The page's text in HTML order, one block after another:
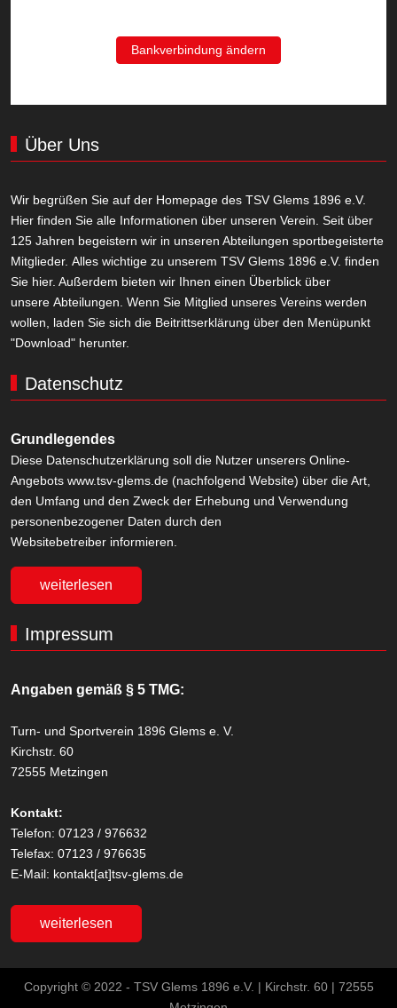
Bankverbindung ändern
Über Uns
Wir begrüßen Sie auf der Homepage des TSV Glems 1896 e.V.
Hier finden Sie alle Informationen über unseren Verein. Seit über
125 Jahren begeistern wir in unseren Abteilungen sportbegeisterte
Mitglieder. Alles wichtige zu unserem TSV Glems 1896 e.V. finden
Sie hier. Außerdem bieten wir Ihnen einen Überblick über
unsere Abteilungen. Wenn Sie Mitglied unseres Vereins werden
wollen, laden Sie sich die Beitrittserklärung über den Menüpunkt
"Download" herunter.
Datenschutz
Grundlegendes
Diese Datenschutzerklärung soll die Nutzer unserers Online-
Angebots www.tsv-glems.de (nachfolgend Website) über die Art,
den Umfang und den Zweck der Erhebung und Verwendung
personenbezogener Daten durch den
Websitebetreiber informieren.
weiterlesen
Impressum
Angaben gemäß § 5 TMG:
Turn- und Sportverein 1896 Glems e. V.
Kirchstr. 60
72555 Metzingen
Kontakt:
Telefon: 07123 / 976632
Telefax: 07123 / 976635
E-Mail: kontakt[at]tsv-glems.de
weiterlesen
Copyright © 2022 - TSV Glems 1896 e.V. | Kirchstr. 60 | 72555